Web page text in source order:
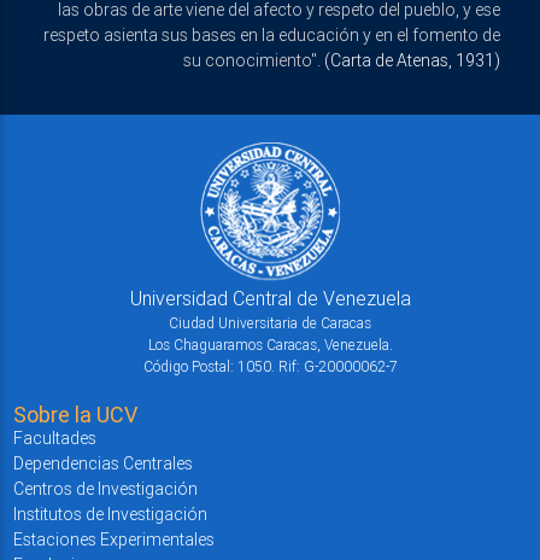
las obras de arte viene del afecto y respeto del pueblo, y ese
respeto asienta sus bases en la educación y en el fomento de
su conocimiento". (Carta de Atenas, 1931)
Universidad Central de Venezuela
Ciudad Universitaria de Caracas
Los Chaguaramos Caracas, Venezuela.
Código Postal: 1050. Rif: G-20000062-7
Sobre la UCV
Facultades
Dependencias Centrales
Centros de Investigación
Institutos de Investigación
Estaciones Experimentales